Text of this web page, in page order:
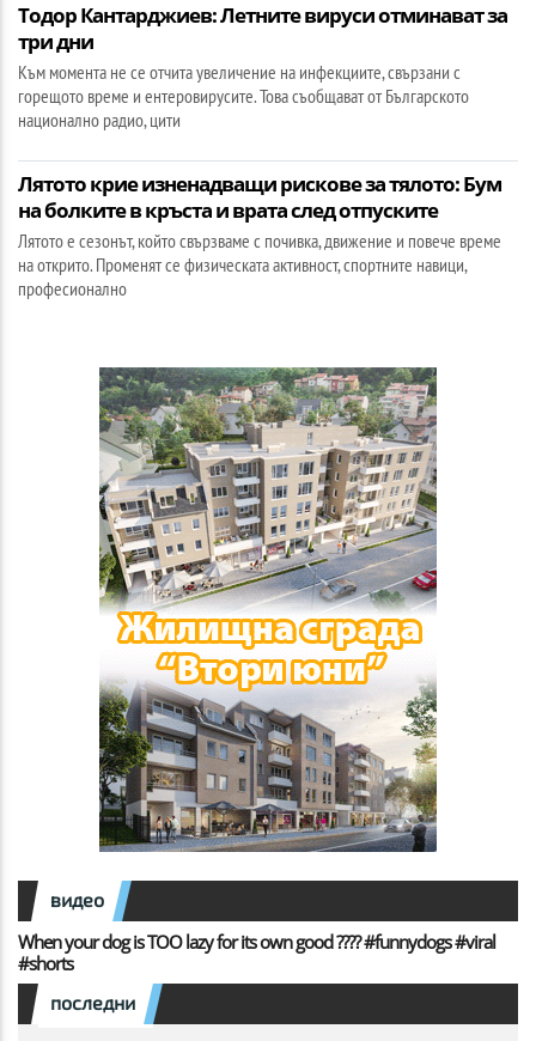
Тодор Кантарджиев: Летните вируси отминават за
три дни
Към момента не се отчита увеличение на инфекциите, свързани с
горещото време и ентеровирусите. Това съобщават от Българското
национално радио, цити
Лятото крие изненадващи рискове за тялото: Бум
на болките в кръста и врата след отпуските
Лятото е сезонът, който свързваме с почивка, движение и повече време
на открито. Променят се физическата активност, спортните навици,
професионално
видео
When your dog is TOO lazy for its own good ???? #funnydogs #viral
#shorts
последни